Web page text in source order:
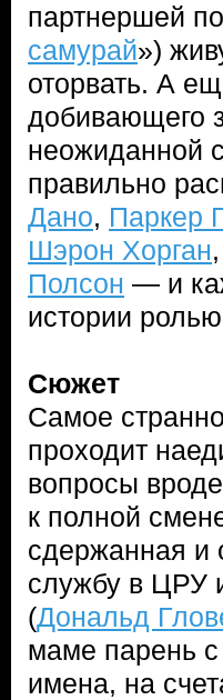
партнершей
самурай»)
оторвать. А
добивающего
неожиданной
правильно
Дано, Паркер
Шэрон Хорган,
Полсон — и
истории
Сюжет
Самое
проходит
вопросы
к полной
сдержанная и
службу в ЦРУ
(Дональд
маме парень
имена, на